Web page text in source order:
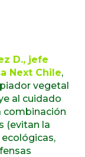
D., jefe
Next Chile,
vegetal
al cuidado
combinación
(evitan la